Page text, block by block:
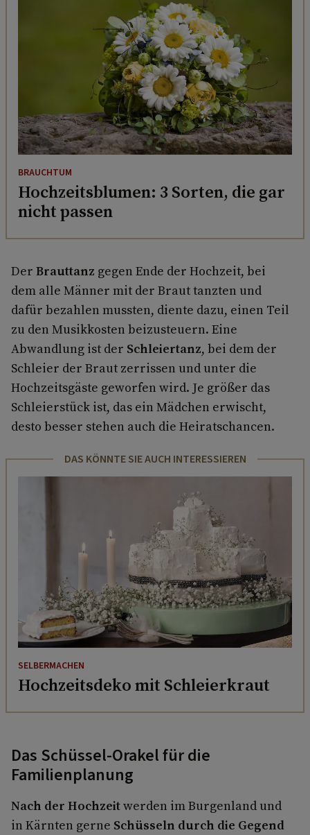
BRAUCHTUM
Hochzeitsblumen: 3 Sorten, die gar
nicht passen
Der Brauttanz gegen Ende der Hochzeit, bei
dem alle Männer mit der Braut tanzten und
dafür bezahlen mussten, diente dazu, einen Teil
zu den Musikkosten beizusteuern. Eine
Abwandlung ist der Schleiertanz, bei dem der
Schleier der Braut zerrissen und unter die
Hochzeitsgäste geworfen wird. Je größer das
Schleierstück ist, das ein Mädchen erwischt,
desto besser stehen auch die Heiratschancen.
DAS KÖNNTE SIE AUCH INTERESSIEREN
SELBERMACHEN
Hochzeitsdeko mit Schleierkraut
Das Schüssel-Orakel für die
Familienplanung
Nach der Hochzeitwerden im Burgenland und
in Kärnten gerne Schüsseln durch die Gegend